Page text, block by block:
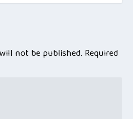
not be published. Required